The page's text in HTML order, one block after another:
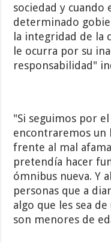
sociedad y cuando
determinado
la integridad de la
le ocurra por su
responsabilidad"
"Si seguimos por
encontraremos un
frente al mal
pretendía hacer
ómnibus nueva. Y
personas que a
algo que les sea
son menores de